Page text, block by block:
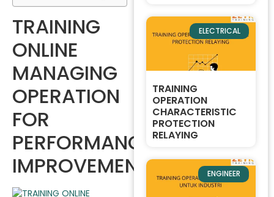
TRAINING
ONLINE
MANAGING
OPERATION
FOR
PERFORMANCE
IMPROVEMENT
ELECTRICAL
TRAINING
OPERATION
CHARACTERISTIC
PROTECTION
RELAYING
ENGINEER